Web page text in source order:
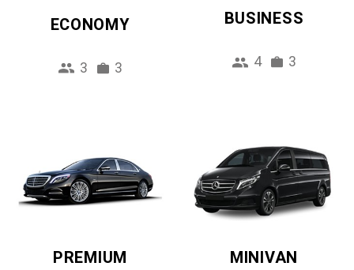
ECONOMY
3 3
BUSINESS
4 3
PREMIUM MINIVAN